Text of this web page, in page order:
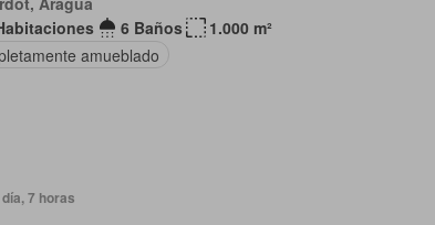
6 Baños
1.000 m²
amueblado
7 horas